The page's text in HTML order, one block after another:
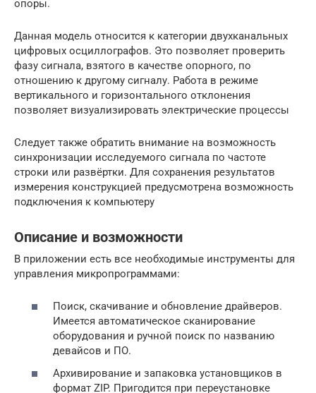
опоры.
Данная модель относится к категории двухканальных
цифровых осциллографов. Это позволяет проверить
фазу сигнала, взятого в качестве опорного, по
отношению к другому сигналу. Работа в режиме
вертикального и горизонтального отклонения
позволяет визуализировать электрические процессы
Следует также обратить внимание на возможность
синхронизации исследуемого сигнала по частоте
строки или развёртки. Для сохранения результатов
измерения конструкцией предусмотрена возможность
подключения к компьютеру
Описание и возможности
В приложении есть все необходимые инструменты для
управления микропрограммами:
Поиск, скачивание и обновление драйверов.
Имеется автоматическое сканирование
оборудования и ручной поиск по названию
девайсов и ПО.
Архивирование и запаковка установщиков в
формат ZIP. Пригодится при переустановке